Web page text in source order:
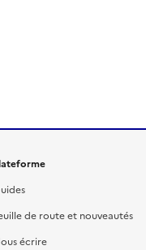
de route et nouveautés
écrire